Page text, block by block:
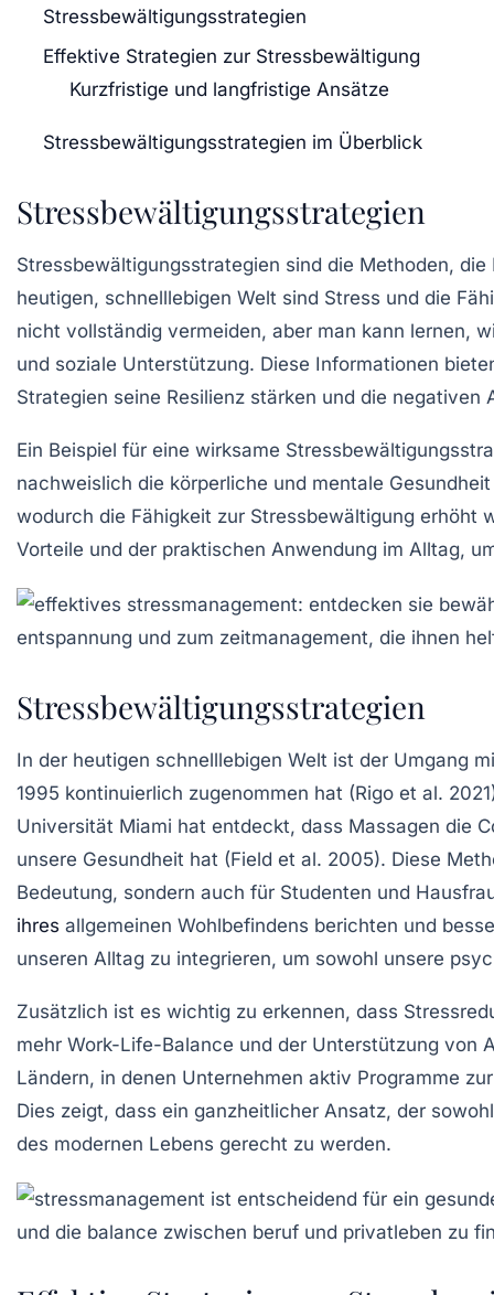
Stressbewältigungsstrategien
Effektive Strategien zur Stressbewältigung
Kurzfristige und langfristige Ansätze
Stressbewältigungsstrategien im Überblick
Stressbewältigungsstrategien
Stressbewältigungsstrategien sind die Methoden,
heutigen, schnelllebigen Welt sind Stress und die
nicht vollständig vermeiden, aber man kann lernen,
und soziale Unterstützung. Diese Informationen
Strategien seine Resilienz stärken und die negativen
Ein Beispiel für eine wirksame
nachweislich die körperliche und mentale Gesundheit
wodurch die Fähigkeit zur Stressbewältigung erhöht
Vorteile und der praktischen Anwendung im Alltag,
Stressbewältigungsstrategien
In der heutigen schnelllebigen Welt ist der Umgang
1995 kontinuierlich zugenommen hat (Rigo et al.
Universität Miami hat entdeckt, dass Massagen die
unsere Gesundheit hat (Field et al. 2005). Diese
Bedeutung, sondern auch für Studenten und
ihres allgemeinen Wohlbefindens berichten und
unseren Alltag zu integrieren, um sowohl unsere
Zusätzlich ist es wichtig zu erkennen, dass
mehr Work-Life-Balance und der Unterstützung von
Ländern, in denen Unternehmen aktiv Programme
Dies zeigt, dass ein ganzheitlicher Ansatz, der
des modernen Lebens gerecht zu werden.